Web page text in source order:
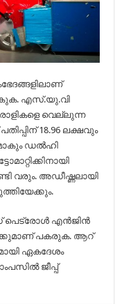
എസ്.യു.വി
വെല്ലുന്ന
18.96 ലക്ഷവും
ഡല്‍ഹി
വരും. അഡീഷ്ണലായി
പെട്രോള്‍ എന്‍ജിന്‍
പകരുക. ആറ്
ഏകദേശം
ജീപ്പ്